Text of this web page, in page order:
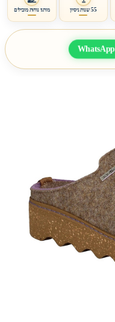
55 שנות ניסיון מותגי נוחות מובילים
WhatsApp